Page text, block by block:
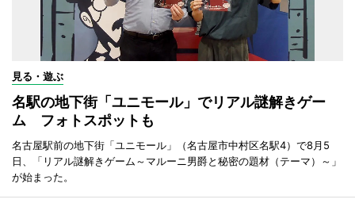
見る・遊ぶ
名駅の地下街「ユニモール」でリアル謎解きゲー
ム フォトスポットも
名古屋駅前の地下街「ユニモール」（名古屋市中村区名駅4）で8月5
日、「リアル謎解きゲーム～マルーニ男爵と秘密の題材（テーマ）～」
が始まった。